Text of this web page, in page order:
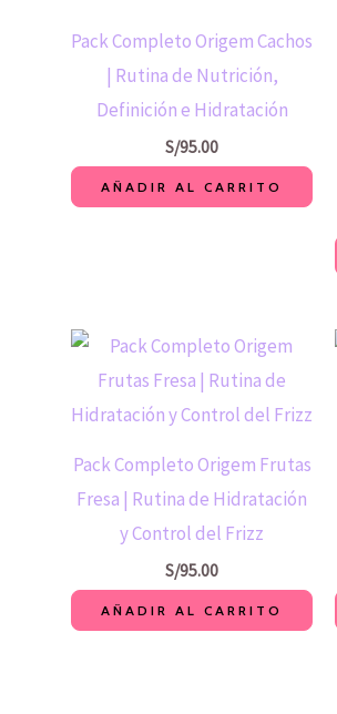
Pack Completo Origem Cachos
| Rutina de Nutrición,
Definición e Hidratación
S/95.00
AÑADIR AL CARRITO
Pack Completo Origem Frutas
Fresa | Rutina de Hidratación
y Control del Frizz
S/95.00
AÑADIR AL CARRITO